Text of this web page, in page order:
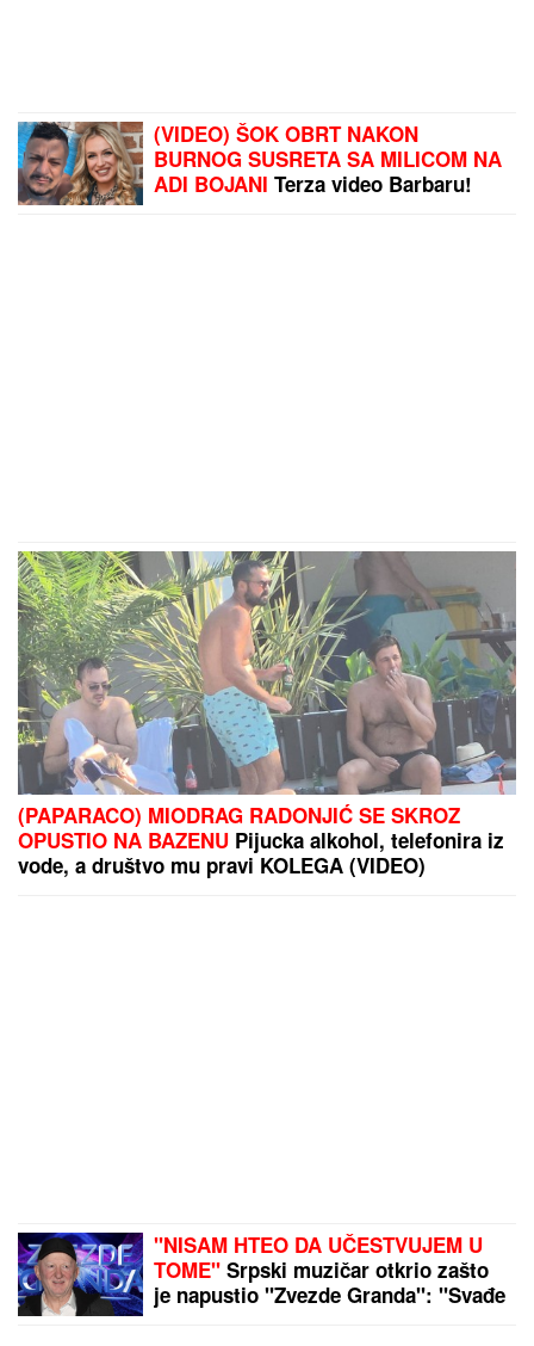
(VIDEO) ŠOK OBRT NAKON
BURNOG SUSRETA SA MILICOM NA
ADI BOJANI Terza video Barbaru!
(PAPARACO) MIODRAG RADONJIĆ SE SKROZ
OPUSTIO NA BAZENU Pijucka alkohol, telefonira iz
vode, a društvo mu pravi KOLEGA (VIDEO)
"NISAM HTEO DA UČESTVUJEM U
TOME" Srpski muzičar otkrio zašto
je napustio "Zvezde Granda": "Svađe